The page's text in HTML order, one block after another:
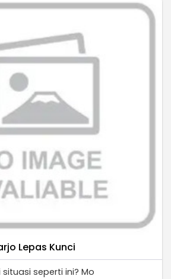
Lepas Kunci
seperti ini? Mo